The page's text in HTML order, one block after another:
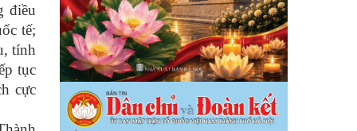
điều
tế;
tính
tục
cực